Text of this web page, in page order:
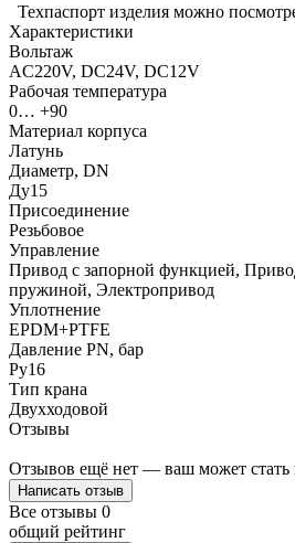
Техпаспорт изделия можно
Характеристики
Вольтаж
AC220V, DC24V, DC12V
Рабочая температура
0… +90
Материал корпуса
Латунь
Диаметр, DN
Ду15
Присоединение
Резьбовое
Управление
Привод с запорной функцией,
пружиной, Электропривод
Уплотнение
EPDM+PTFE
Давление PN, бар
Ру16
Тип крана
Двухходовой
Отзывы
Отзывов ещё нет — ваш может стать
Написать отзыв
Все отзывы 0
общий рейтинг